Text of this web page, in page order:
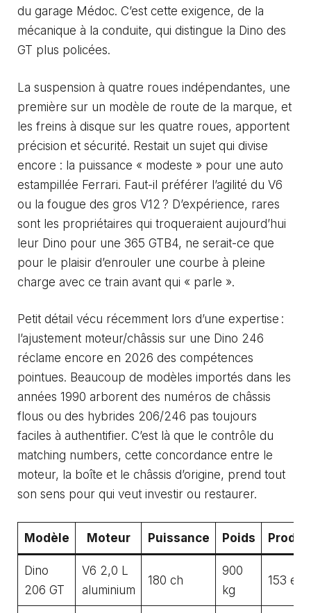
du garage Médoc. C’est cette exigence, de la
mécanique à la conduite, qui distingue la Dino des
GT plus policées.
La suspension à quatre roues indépendantes, une
première sur un modèle de route de la marque, et
les freins à disque sur les quatre roues, apportent
précision et sécurité. Restait un sujet qui divise
encore : la puissance « modeste » pour une auto
estampillée Ferrari. Faut-il préférer l’agilité du V6
ou la fougue des gros V12 ? D’expérience, rares
sont les propriétaires qui troqueraient aujourd’hui
leur Dino pour une 365 GTB4, ne serait-ce que
pour le plaisir d’enrouler une courbe à pleine
charge avec ce train avant qui « parle ».
Petit détail vécu récemment lors d’une expertise :
l’ajustement moteur/châssis sur une Dino 246
réclame encore en 2026 des compétences
pointues. Beaucoup de modèles importés dans les
années 1990 arborent des numéros de châssis
flous ou des hybrides 206/246 pas toujours
faciles à authentifier. C’est là que le contrôle du
matching numbers, cette concordance entre le
moteur, la boîte et le châssis d’origine, prend tout
son sens pour qui veut investir ou restaurer.
Modèle Moteur Puissance Poids
Dino
206 GT
V6 2,0 L
aluminium
180 ch
900
kg
153 ex.